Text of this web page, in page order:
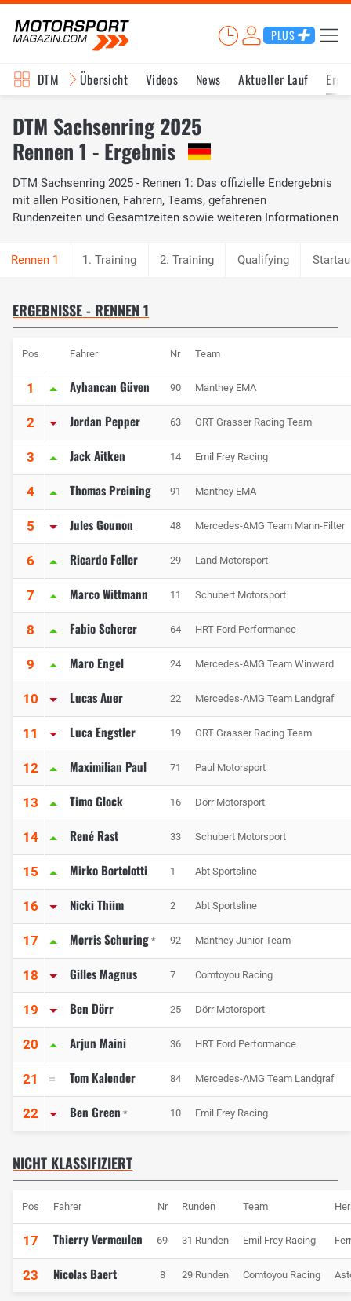
PLUS
DTM Übersicht Videos News Aktueller Lauf
DTM Sachsenring 2025
Rennen 1 - Ergebnis
DTM Sachsenring 2025 - Rennen 1: Das offizielle Endergebnis
mit allen Positionen, Fahrern, Teams, gefahrenen
Rundenzeiten und Gesamtzeiten sowie weiteren Informationen
1. Training 2. Training Qualifying
ERGEBNISSE - RENNEN 1
Pos Fahrer Nr Team
1 Ayhancan Güven 90 Manthey EMA
2 Jordan Pepper 63 GRT Grasser Racing Team
3 Jack Aitken 14 Emil Frey Racing
4 Thomas Preining 91 Manthey EMA
5 Jules Gounon 48 Mercedes-AMG Team Mann-Filter
6 Ricardo Feller 29 Land Motorsport
7 Marco Wittmann 11 Schubert Motorsport
8 Fabio Scherer 64 HRT Ford Performance
9 Maro Engel 24 Mercedes-AMG Team Winward
10 Lucas Auer 22 Mercedes-AMG Team Landgraf
11 Luca Engstler 19 GRT Grasser Racing Team
12 Maximilian Paul 71 Paul Motorsport
13 Timo Glock 16 Dörr Motorsport
14 René Rast 33 Schubert Motorsport
15 Mirko Bortolotti 1 Abt Sportsline
16 Nicki Thiim 2 Abt Sportsline
17 Morris Schuring * 92 Manthey Junior Team
18 Gilles Magnus 7 Comtoyou Racing
19 Ben Dörr 25 Dörr Motorsport
20 Arjun Maini 36 HRT Ford Performance
21 Tom Kalender 84 Mercedes-AMG Team Landgraf
22 Ben Green * 10 Emil Frey Racing
NICHT KLASSIFIZIERT
Pos Fahrer Nr Runden Team
17 Thierry Vermeulen 69 31 Runden Emil Frey Racing
23 Nicolas Baert 8 29 Runden Comtoyou Racing